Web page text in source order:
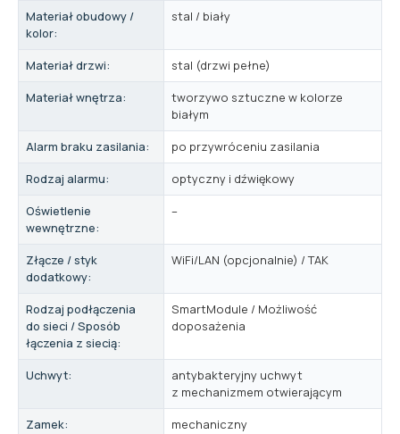
Materiał obudowy /
kolor:
stal / biały
Materiał drzwi:
stal (drzwi pełne)
Materiał wnętrza:
tworzywo sztuczne w kolorze
białym
Alarm braku zasilania:
po przywróceniu zasilania
Rodzaj alarmu:
optyczny i dźwiękowy
Oświetlenie
wewnętrzne:
–
Złącze / styk
dodatkowy:
WiFi/LAN (opcjonalnie) / TAK
Rodzaj podłączenia
do sieci / Sposób
łączenia z siecią:
SmartModule / Możliwość
doposażenia
Uchwyt:
antybakteryjny uchwyt
z mechanizmem otwierającym
Zamek:
mechaniczny